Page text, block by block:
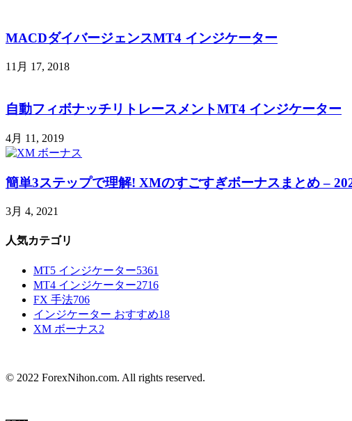
MACDダイバージェンスMT4 インジケーター
11月 17, 2018
自動フィボナッチリトレースメントMT4 インジケーター
4月 11, 2019
簡単3ステップで理解! XMのすごすぎボーナスまとめ –
3月 4, 2021
人気カテゴリ
MT5 インジケーター5361
MT4 インジケーター2716
FX 手法706
インジケーター おすすめ18
XM ボーナス2
© 2022 ForexNihon.com. All rights reserved.